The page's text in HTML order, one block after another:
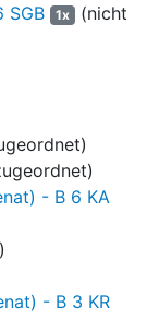
(GBA)
feste orale
(Stufe 1)
Festbeträge
streitigen
bezogen auf den
(ApU) der
21,34 Euro (um 36
worden. Die
–
SGB
1x (nicht
- B 6 KA
- B 3 KR